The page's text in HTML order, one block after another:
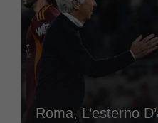
Roma, L’esterno